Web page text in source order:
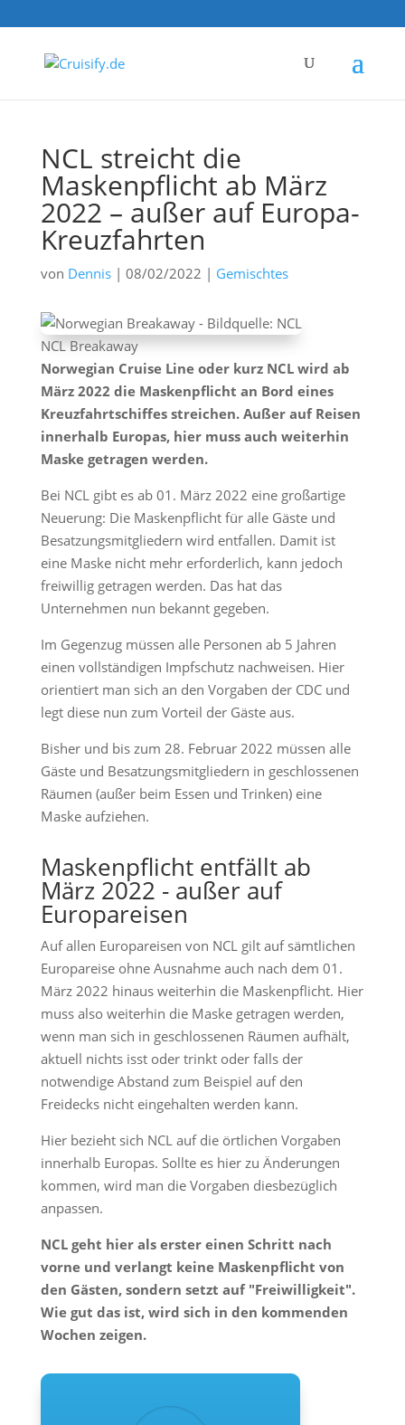
NCL streicht die
Maskenpflicht ab März
2022 – außer auf Europa-
Kreuzfahrten
von Dennis| 08/02/2022 | Gemischtes
NCL Breakaway
Norwegian Cruise Line oder kurz NCL wird ab
März 2022 die Maskenpflicht an Bord eines
Kreuzfahrtschiffes streichen. Außer auf Reisen
innerhalb Europas, hier muss auch weiterhin
Maske getragen werden.
Bei NCL gibt es ab 01. März 2022 eine großartige
Neuerung: Die Maskenpflicht für alle Gäste und
Besatzungsmitgliedern wird entfallen. Damit ist
eine Maske nicht mehr erforderlich, kann jedoch
freiwillig getragen werden. Das hat das
Unternehmen nun bekannt gegeben.
Im Gegenzug müssen alle Personen ab 5 Jahren
einen vollständigen Impfschutz nachweisen. Hier
orientiert man sich an den Vorgaben der CDC und
legt diese nun zum Vorteil der Gäste aus.
Bisher und bis zum 28. Februar 2022 müssen alle
Gäste und Besatzungsmitgliedern in geschlossenen
Räumen (außer beim Essen und Trinken) eine
Maske aufziehen.
Maskenpflicht entfällt ab
März 2022 - außer auf
Europareisen
Auf allen Europareisen von NCL gilt auf sämtlichen
Europareise ohne Ausnahme auch nach dem 01.
März 2022 hinaus weiterhin die Maskenpflicht. Hier
muss also weiterhin die Maske getragen werden,
wenn man sich in geschlossenen Räumen aufhält,
aktuell nichts isst oder trinkt oder falls der
notwendige Abstand zum Beispiel auf den
Freidecks nicht eingehalten werden kann.
Hier bezieht sich NCL auf die örtlichen Vorgaben
innerhalb Europas. Sollte es hier zu Änderungen
kommen, wird man die Vorgaben diesbezüglich
anpassen.
NCL geht hier als erster einen Schritt nach
vorne und verlangt keine Maskenpflicht von
den Gästen, sondern setzt auf "Freiwilligkeit".
Wie gut das ist, wird sich in den kommenden
Wochen zeigen.